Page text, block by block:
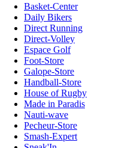
Basket-Center
Daily Bikers
Direct Running
Direct-Volley
Espace Golf
Foot-Store
Galope-Store
Handball-Store
House of Rugby
Made in Paradis
Nauti-wave
Pecheur-Store
Smash-Expert